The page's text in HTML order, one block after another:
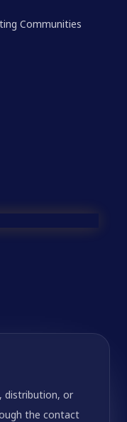
Communities
distribution, or
the contact